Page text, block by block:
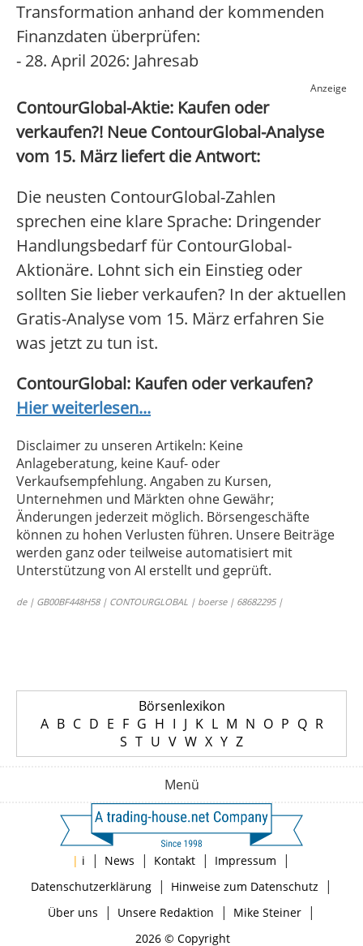
Transformation anhand der kommenden
Finanzdaten überprüfen:
- 28. April 2026: Jahresab
Anzeige
ContourGlobal-Aktie: Kaufen oder
verkaufen?! Neue ContourGlobal-Analyse
vom 15. März liefert die Antwort:
Die neusten ContourGlobal-Zahlen
sprechen eine klare Sprache: Dringender
Handlungsbedarf für ContourGlobal-
Aktionäre. Lohnt sich ein Einstieg oder
sollten Sie lieber verkaufen? In der aktuellen
Gratis-Analyse vom 15. März erfahren Sie
was jetzt zu tun ist.
ContourGlobal: Kaufen oder verkaufen?
Hier weiterlesen...
Disclaimer zu unseren Artikeln: Keine
Anlageberatung, keine Kauf- oder
Verkaufsempfehlung. Angaben zu Kursen,
Unternehmen und Märkten ohne Gewähr;
Änderungen jederzeit möglich. Börsengeschäfte
können zu hohen Verlusten führen. Unsere Beiträge
werden ganz oder teilweise automatisiert mit
Unterstützung von AI erstellt und geprüft.
de | GB00BF448H58 | CONTOURGLOBAL | boerse | 68682295 |
Börsenlexikon
A B C D E F G H I J K L M N O P Q R
S T U V W X Y Z
Menü
| i | News | Kontakt | Impressum |
Datenschutzerklärung| Hinweise zum Datenschutz |
Über uns | Unsere Redaktion | Mike Steiner|
2026 © Copyright